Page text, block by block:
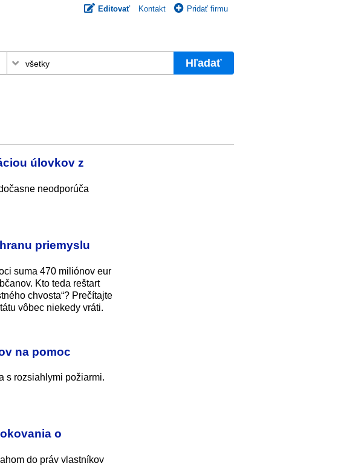
Editovať Kontakt Pridať firmu
Hľadať
úlovkov z
neodporúča
priemyslu
suma 470 miliónov eur
Kto teda reštart
chvosta“? Prečítajte
vôbec niekedy vráti.
na pomoc
s rozsiahlymi požiarmi.
o
do práv vlastníkov